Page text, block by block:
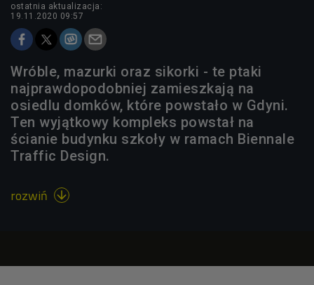
ostatnia aktualizacja:
19.11.2020 09:57
Wróble, mazurki oraz sikorki - te ptaki
najprawdopodobniej zamieszkają na
osiedlu domków, które powstało w Gdyni.
Ten wyjątkowy kompleks powstał na
ścianie budynku szkoły w ramach Biennale
Traffic Design.
rozwiń 